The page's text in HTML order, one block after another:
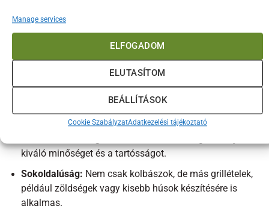
Manage services
ELFOGADOM
ELUTASÍTOM
BEÁLLÍTÁSOK
Cookie SzabályzatAdatkezelési tájékoztató
Könnyű használat:
zárható mechanizmus révén egyszerűen és
biztonságosan használható.
A rozsdamentes acél anyag könnyen
tisztítható, akár kézzel, akár mosogatógépben.
A grillrács mérete tökéletesen
illeszkedik a legtöbb standard grillhez.
kiváló minőséget és a tartósságot.
Sokoldalúság: Nem csak kolbászok, de más grillételek,
például zöldségek vagy kisebb húsok készítésére is
alkalmas.